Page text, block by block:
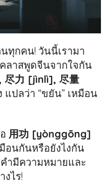
ทุกคน! วันนี้เรามา
ลาสพูดจีนจากใจกัน
尽力 [jìnlì], 尽量
แปลว่า “ขยัน” เหมือน
用功 [yònggōng]
อนกันหรือยังไงกัน
ำมีความหมายและ
ไร!